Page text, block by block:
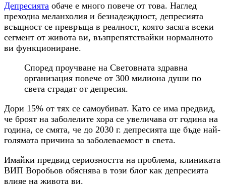
Депресията обаче е много повече от това. Наглед
преходна меланхолия и безнадеждност, депресията
всъщност се превръща в реалност, която засяга всеки
сегмент от живота ви, възпрепятствайки нормалното
ви функциониране.
Според проучване на Световната здравна
организация повече от 300 милиона души по
света страдат от депресия.
Дори 15% от тях се самоубиват. Като се има предвид,
че броят на заболелите хора се увеличава от година на
година, се смята, че до 2030 г. депресията ще бъде най-
голямата причина за заболеваемост в света.
Имайки предвид сериозността на проблема, клиниката
ВИП Воробьов обяснява в този блог как депресията
влияе на живота ви.